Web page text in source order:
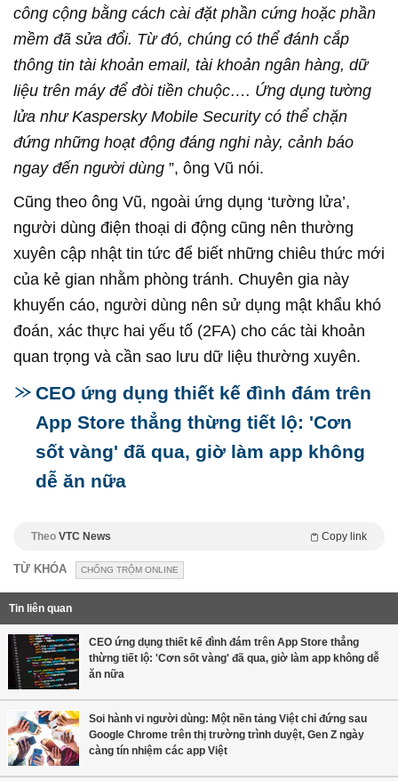
công cộng bằng cách cài đặt phần cứng hoặc phần
mềm đã sửa đổi. Từ đó, chúng có thể đánh cắp
thông tin tài khoản email, tài khoản ngân hàng, dữ
liệu trên máy để đòi tiền chuộc…. Ứng dụng tường
lửa như Kaspersky Mobile Security có thể chặn
đứng những hoạt động đáng nghi này, cảnh báo
ngay đến người dùng ”, ông Vũ nói.
Cũng theo ông Vũ, ngoài ứng dụng ‘tường lửa’,
người dùng điện thoại di động cũng nên thường
xuyên cập nhật tin tức để biết những chiêu thức mới
của kẻ gian nhằm phòng tránh. Chuyên gia này
khuyến cáo, người dùng nên sử dụng mật khẩu khó
đoán, xác thực hai yếu tố (2FA) cho các tài khoản
quan trọng và cần sao lưu dữ liệu thường xuyên.
CEO ứng dụng thiết kế đình đám trên
App Store thẳng thừng tiết lộ: 'Cơn
sốt vàng' đã qua, giờ làm app không
dễ ăn nữa
Theo VTC News Copy link
TỪ KHÓA CHỐNG TRỘM ONLINE
Tin liên quan
CEO ứng dụng thiết kế đình đám trên App Store thẳng
thừng tiết lộ: 'Cơn sốt vàng' đã qua, giờ làm app không dễ
ăn nữa
Soi hành vi người dùng: Một nền tảng Việt chỉ đứng sau
Google Chrome trên thị trường trình duyệt, Gen Z ngày
càng tín nhiệm các app Việt